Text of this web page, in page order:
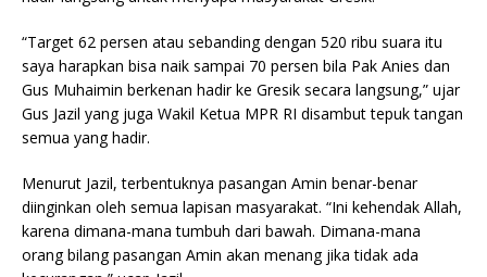
“Target 62 persen atau sebanding dengan 520 ribu suara itu
saya harapkan bisa naik sampai 70 persen bila Pak Anies dan
Gus Muhaimin berkenan hadir ke Gresik secara langsung,” ujar
Gus Jazil yang juga Wakil Ketua MPR RI disambut tepuk tangan
semua yang hadir.
Menurut Jazil, terbentuknya pasangan Amin benar-benar
diinginkan oleh semua lapisan masyarakat. “Ini kehendak Allah,
karena dimana-mana tumbuh dari bawah. Dimana-mana
orang bilang pasangan Amin akan menang jika tidak ada